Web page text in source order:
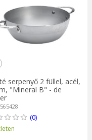
serpenyő 2 füllel, acél,
"Mineral B" - de
(0)